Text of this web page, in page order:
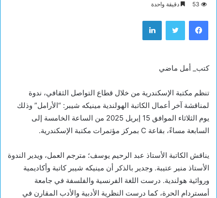
53 دقيقة واحدة
فيسبوك تويتر لينكدإن
كتب_ أمل ماضي
تنظم مكتبة الإسكندرية من خلال قطاع التواصل الثقافي، ندوة
لمناقشة آخر أعمال الكاتبة الهولندية مينيكه شيبر: “الأرامل” وذلك
يوم الثلاثاء الموافق 15 إبريل 2025 من الساعة الخامسة إلى
السابعة مساءً، بقاعة C بمركز مؤتمرات مكتبة الإسكندرية.
يناقش الكاتبة الأستاذ عبد الرحيم يوسف؛ مترجم العمل، ويدير الندوة
الأستاذ منير عتيبة. وجدير بالذكر أن مينيكه شيبر كاتبة وأكاديمية
وروائية هولندية. درست اللغة الفرنسية والفلسفة في جامعة
أمستردام الحرة، كما درست النظرية الأدبية والأدب المقارن في